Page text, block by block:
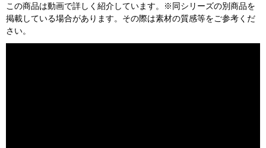
この商品は動画で詳しく紹介しています。※同シリーズの別商品を
掲載している場合があります。その際は素材の質感等をご参考くだ
さい。